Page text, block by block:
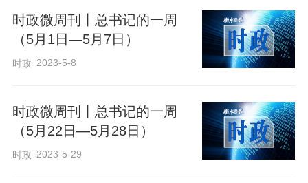
时政微周刊丨总书记的一周
（5月1日—5月7日）
时政 2023-5-8
时政微周刊丨总书记的一周
（5月22日—5月28日）
时政 2023-5-29